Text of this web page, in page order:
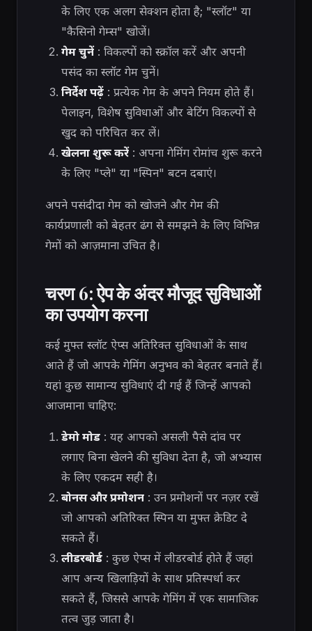
के लिए एक अलग सेक्शन होता है; "स्लॉट" या
"कैसिनो गेम्स" खोजें।
गेम चुनें: विकल्पों को स्क्रॉल करें और अपनी
पसंद का स्लॉट गेम चुनें।
निर्देश पढ़ें: प्रत्येक गेम के अपने नियम होते हैं।
पेलाइन, विशेष सुविधाओं और बेटिंग विकल्पों से
खुद को परिचित कर लें।
खेलना शुरू करें: अपना गेमिंग रोमांच शुरू करने
के लिए "प्ले" या "स्पिन" बटन दबाएं।
अपने पसंदीदा गेम को खोजने और गेम की
कार्यप्रणाली को बेहतर ढंग से समझने के लिए विभिन्न
गेमों को आज़माना उचित है।
चरण 6: ऐप के अंदर मौजूद सुविधाओं
का उपयोग करना
कई मुफ्त स्लॉट ऐप्स अतिरिक्त सुविधाओं के साथ
आते हैं जो आपके गेमिंग अनुभव को बेहतर बनाते हैं।
यहां कुछ सामान्य सुविधाएं दी गई हैं जिन्हें आपको
आजमाना चाहिए:
डेमो मोड: यह आपको असली पैसे दांव पर
लगाए बिना खेलने की सुविधा देता है, जो अभ्यास
के लिए एकदम सही है।
बोनस और प्रमोशन: उन प्रमोशनों पर नज़र रखें
जो आपको अतिरिक्त स्पिन या मुफ्त क्रेडिट दे
सकते हैं।
लीडरबोर्ड: कुछ ऐप्स में लीडरबोर्ड होते हैं जहां
आप अन्य खिलाड़ियों के साथ प्रतिस्पर्धा कर
सकते हैं, जिससे आपके गेमिंग में एक सामाजिक
तत्व जुड़ जाता है।